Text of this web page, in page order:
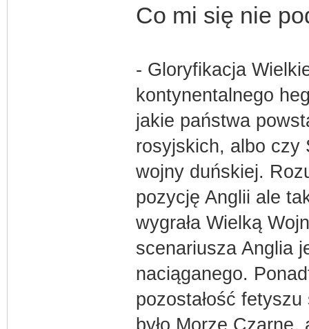
Co mi się nie
- Gloryfikacja
kontynentalnego
jakie państwa
rosyjskich, albo czy
wojny duńskiej.
pozycję Anglii ale
wygrała Wielką
scenariusza Anglia
naciąganego.
pozostałość
było Morze